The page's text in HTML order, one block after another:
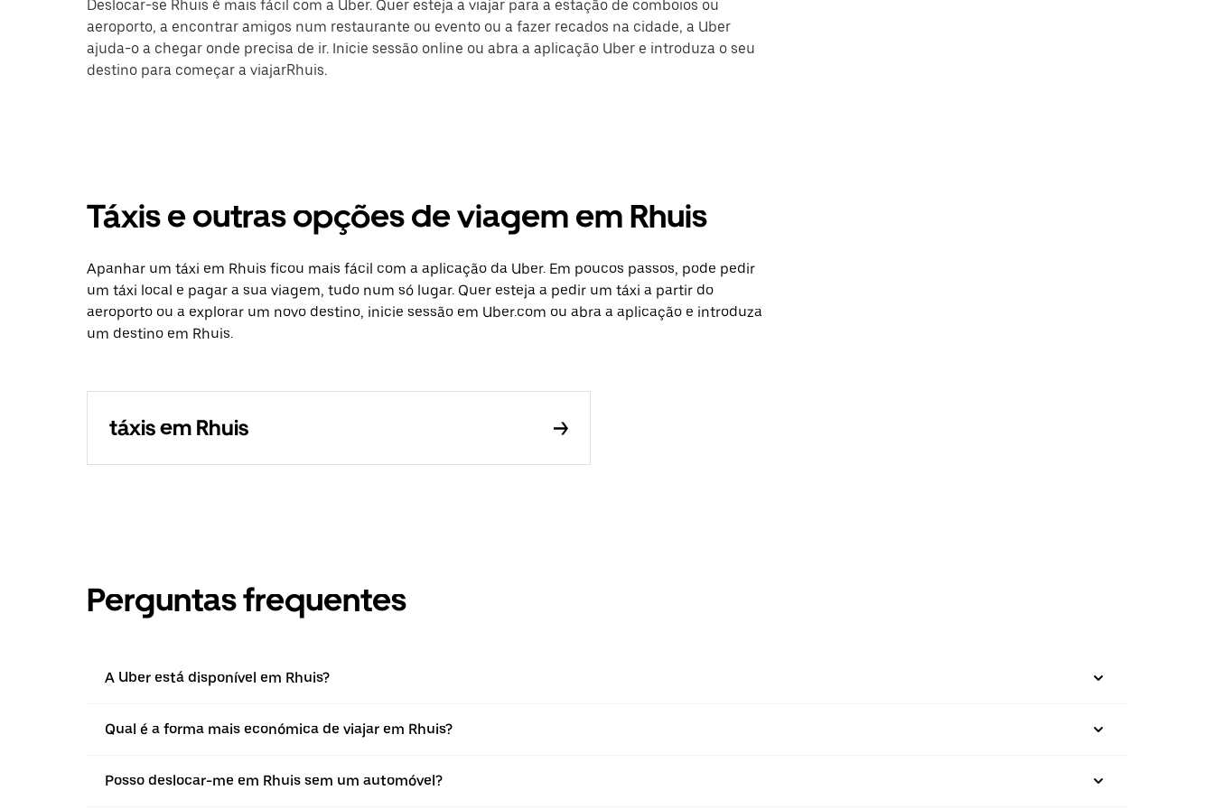
Deslocar-se Rhuis é mais fácil com a Uber. Quer esteja a viajar para a estação de comboios ou
aeroporto, a encontrar amigos num restaurante ou evento ou a fazer recados na cidade, a Uber
ajuda-o a chegar onde precisa de ir. Inicie sessão online ou abra a aplicação Uber e introduza o seu
destino para começar a viajarRhuis.
Táxis e outras opções de viagem em Rhuis
Apanhar um táxi em Rhuis ficou mais fácil com a aplicação da Uber. Em poucos passos, pode pedir
um táxi local e pagar a sua viagem, tudo num só lugar. Quer esteja a pedir um táxi a partir do
aeroporto ou a explorar um novo destino, inicie sessão em Uber.com ou abra a aplicação e introduza
um destino em Rhuis.
táxis em Rhuis
Perguntas frequentes
A Uber está disponível em Rhuis?
Qual é a forma mais económica de viajar em Rhuis?
Posso deslocar-me em Rhuis sem um automóvel?